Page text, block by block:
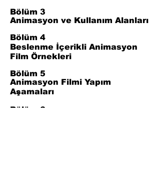
Bölüm 3
Animasyon ve Kullanım Alanları
Bölüm 4
Beslenme İçerikli Animasyon
Film Örnekleri
Bölüm 5
Animasyon Filmi Yapım
Aşamaları
Bölüm 6